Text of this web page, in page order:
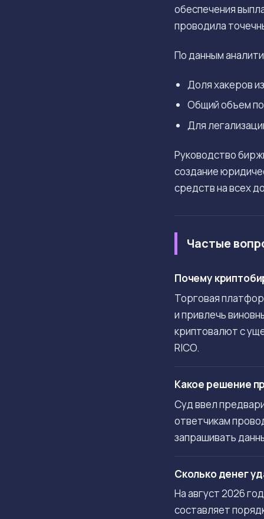
обеспечения
проводила
По данным
Доля хакеров
Общий объем
Для
Руководство
создание
средств на всех
Частые
Почему
Торговая
и привлечь
криптовалют с
RICO.
Какое решение
Суд ввел
ответчикам
запрашивать
Сколько денег
На август 2026
составляет